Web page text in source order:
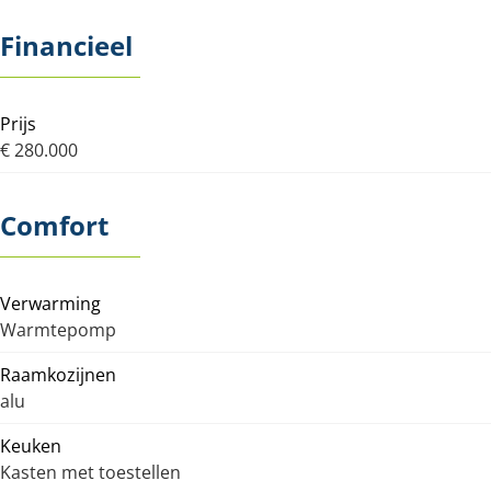
Financieel
Prijs
€ 280.000
Comfort
Verwarming
Warmtepomp
Raamkozijnen
alu
Keuken
Kasten met toestellen